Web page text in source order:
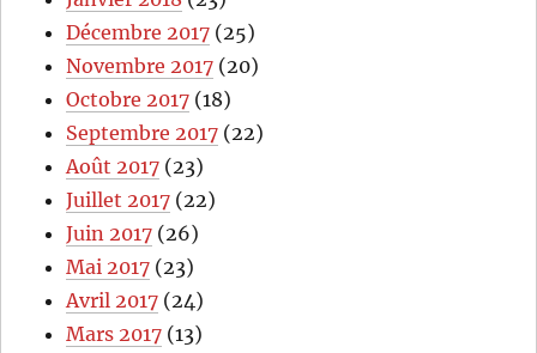
Décembre 2017 (25)
Novembre 2017 (20)
Octobre 2017 (18)
Septembre 2017 (22)
Août 2017 (23)
Juillet 2017 (22)
Juin 2017 (26)
Mai 2017 (23)
Avril 2017 (24)
Mars 2017 (13)